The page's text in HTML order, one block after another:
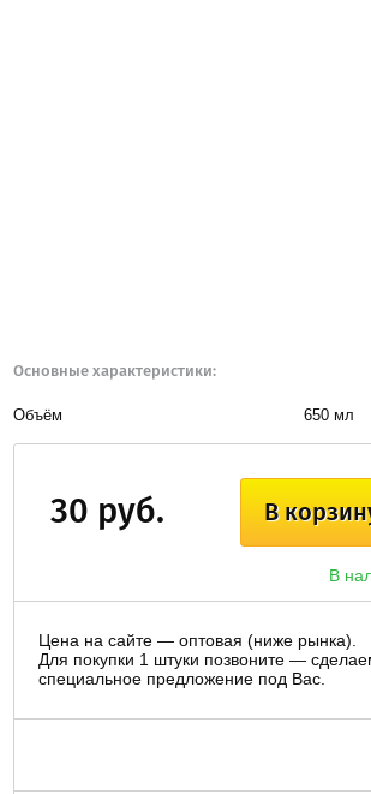
Основные характеристики:
Объём 650 мл
В
В
30 руб.
Цена на сайте — оптовая (ниже рынка).
Для покупки 1 штуки позвоните —
специальное предложение под Вас.